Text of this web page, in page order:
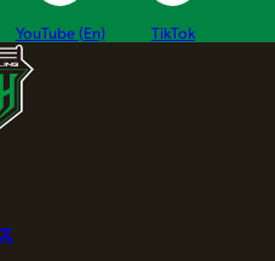
YouTube (En) TikTok